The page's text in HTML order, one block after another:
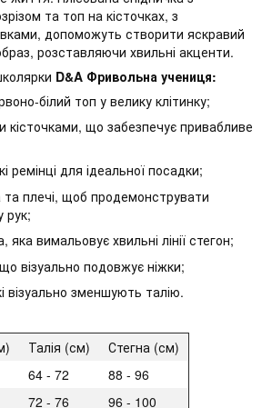
та топ на кісточках, з
допоможуть створити яскравий
розставляючи хвильні акценти.
D&A Фривольна учениця:
білий топ у велику клітинку;
кісточками, що забезпечує привабливе
ремінці для ідеальної посадки;
та плечі, щоб продемонструвати
рук;
яка вимальовує хвильні лінії стегон;
візуально подовжує ніжки;
візуально зменшують талію.
Талія (см)
Стегна (см)
64 - 72
88 - 96
72 - 76
96 - 100